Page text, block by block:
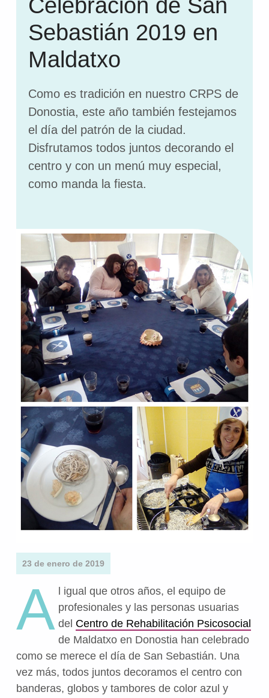
Celebración de San
Sebastián 2019 en
Maldatxo
Como es tradición en nuestro CRPS de
Donostia, este año también festejamos
el día del patrón de la ciudad.
Disfrutamos todos juntos decorando el
centro y con un menú muy especial,
como manda la fiesta.
23 de enero de 2019
A
l igual que otros años, el equipo de
profesionales y las personas usuarias
del Centro de Rehabilitación Psicosocial
de Maldatxo en Donostia han celebrado
como se merece el día de San Sebastián. Una
vez más, todos juntos decoramos el centro con
banderas, globos y tambores de color azul y